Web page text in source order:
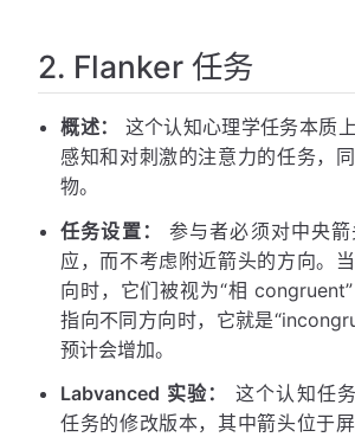
2. Flanker 任务
概述：
这个认知心理学任务本质
感知和对刺激的注意力的任务，
物。
任务设置：
参与者必须对中央
应，而不考虑附近箭头的方向。
向时，它们被视为“相
指向不同方向时，它就是
预计会增加。
Labvanced 实验：
这个认知任
任务的修改版本，其中箭头位于屏